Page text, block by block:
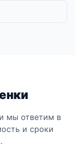
мы ответим в
и сроки